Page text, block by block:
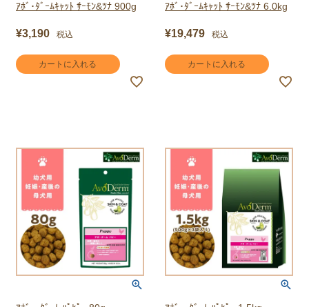
ｱﾎﾞ･ﾀﾞｰﾑｷｬｯﾄ ｻｰﾓﾝ&ﾂﾅ 900g
¥3,190 税込
カートに入れる
ｱﾎﾞ･ﾀﾞｰﾑｷｬｯﾄ ｻｰﾓﾝ&ﾂﾅ 6.0kg
¥19,479 税込
カートに入れる